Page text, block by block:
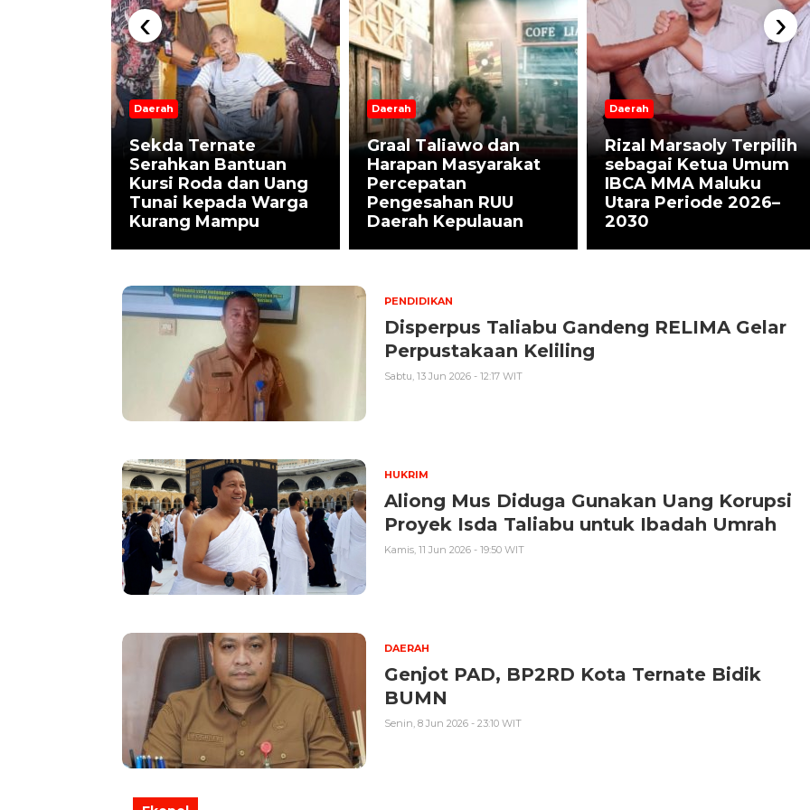
Daerah
Sekda Ternate
Serahkan Bantuan
Kursi Roda dan Uang
Tunai kepada Warga
Kurang Mampu
Daerah
Graal Taliawo dan
Harapan Masyarakat
Percepatan
Pengesahan RUU
Daerah Kepulauan
Daerah
Rizal Marsaoly Terpilih
sebagai Ketua Umum
IBCA MMA Maluku
Utara Periode 2026–
2030
‹ ›
PENDIDIKAN
Disperpus Taliabu Gandeng RELIMA Gelar
Perpustakaan Keliling
Sabtu, 13 Jun 2026 - 12:17 WIT
HUKRIM
Aliong Mus Diduga Gunakan Uang Korupsi
Proyek Isda Taliabu untuk Ibadah Umrah
Kamis, 11 Jun 2026 - 19:50 WIT
DAERAH
Genjot PAD, BP2RD Kota Ternate Bidik
BUMN
Senin, 8 Jun 2026 - 23:10 WIT